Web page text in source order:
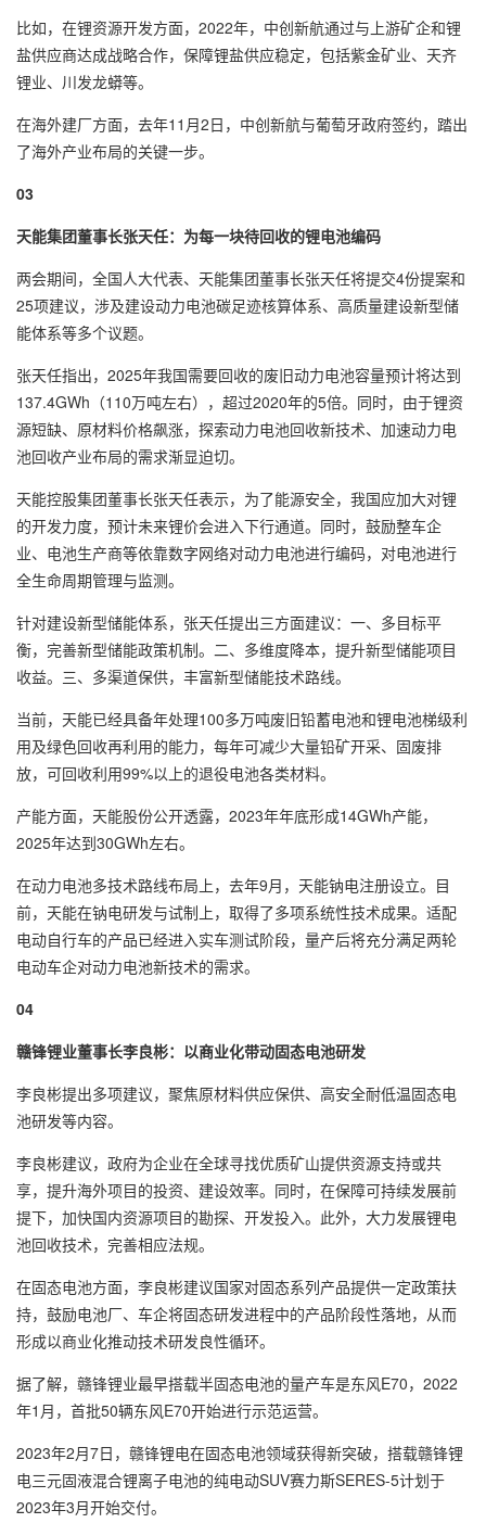
比如，在锂资源开发方面，2022年，中创新航通过与上游矿企和锂
盐供应商达成战略合作，保障锂盐供应稳定，包括紫金矿业、天齐
锂业、川发龙蟒等。
在海外建厂方面，去年11月2日，中创新航与葡萄牙政府签约，踏出
了海外产业布局的关键一步。
03
天能集团董事长张天任：为每一块待回收的锂电池编码
两会期间，全国人大代表、天能集团董事长张天任将提交4份提案和
25项建议，涉及建设动力电池碳足迹核算体系、高质量建设新型储
能体系等多个议题。
张天任指出，2025年我国需要回收的废旧动力电池容量预计将达到
137.4GWh（110万吨左右），超过2020年的5倍。同时，由于锂资
源短缺、原材料价格飙涨，探索动力电池回收新技术、加速动力电
池回收产业布局的需求渐显迫切。
天能控股集团董事长张天任表示，为了能源安全，我国应加大对锂
的开发力度，预计未来锂价会进入下行通道。同时，鼓励整车企
业、电池生产商等依靠数字网络对动力电池进行编码，对电池进行
全生命周期管理与监测。
针对建设新型储能体系，张天任提出三方面建议：一、多目标平
衡，完善新型储能政策机制。二、多维度降本，提升新型储能项目
收益。三、多渠道保供，丰富新型储能技术路线。
当前，天能已经具备年处理100多万吨废旧铅蓄电池和锂电池梯级利
用及绿色回收再利用的能力，每年可减少大量铅矿开采、固废排
放，可回收利用99%以上的退役电池各类材料。
产能方面，天能股份公开透露，2023年年底形成14GWh产能，
2025年达到30GWh左右。
在动力电池多技术路线布局上，去年9月，天能钠电注册设立。目
前，天能在钠电研发与试制上，取得了多项系统性技术成果。适配
电动自行车的产品已经进入实车测试阶段，量产后将充分满足两轮
电动车企对动力电池新技术的需求。
04
赣锋锂业董事长李良彬：以商业化带动固态电池研发
李良彬提出多项建议，聚焦原材料供应保供、高安全耐低温固态电
池研发等内容。
李良彬建议，政府为企业在全球寻找优质矿山提供资源支持或共
享，提升海外项目的投资、建设效率。同时，在保障可持续发展前
提下，加快国内资源项目的勘探、开发投入。此外，大力发展锂电
池回收技术，完善相应法规。
在固态电池方面，李良彬建议国家对固态系列产品提供一定政策扶
持，鼓励电池厂、车企将固态研发进程中的产品阶段性落地，从而
形成以商业化推动技术研发良性循环。
据了解，赣锋锂业最早搭载半固态电池的量产车是东风E70，2022
年1月，首批50辆东风E70开始进行示范运营。
2023年2月7日，赣锋锂电在固态电池领域获得新突破，搭载赣锋锂
电三元固液混合锂离子电池的纯电动SUV赛力斯SERES-5计划于
2023年3月开始交付。